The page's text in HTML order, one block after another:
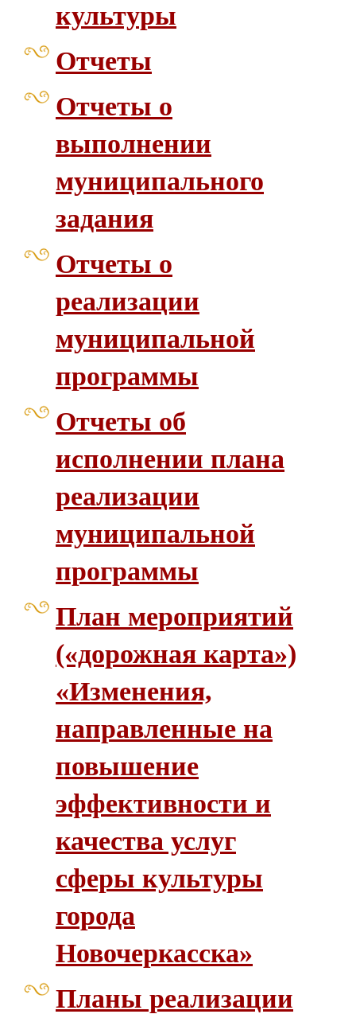
культуры
Отчеты
Отчеты о
выполнении
муниципального
задания
Отчеты о
реализации
муниципальной
программы
Отчеты об
исполнении плана
реализации
муниципальной
программы
План мероприятий
(«дорожная карта»)
«Изменения,
направленные на
повышение
эффективности и
качества услуг
сферы культуры
города
Новочеркасска»
Планы реализации